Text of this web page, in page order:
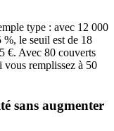
type : avec 12 000
%, le seuil est de 18
€. Avec 80 couverts
vous remplissez à 50
sans augmenter